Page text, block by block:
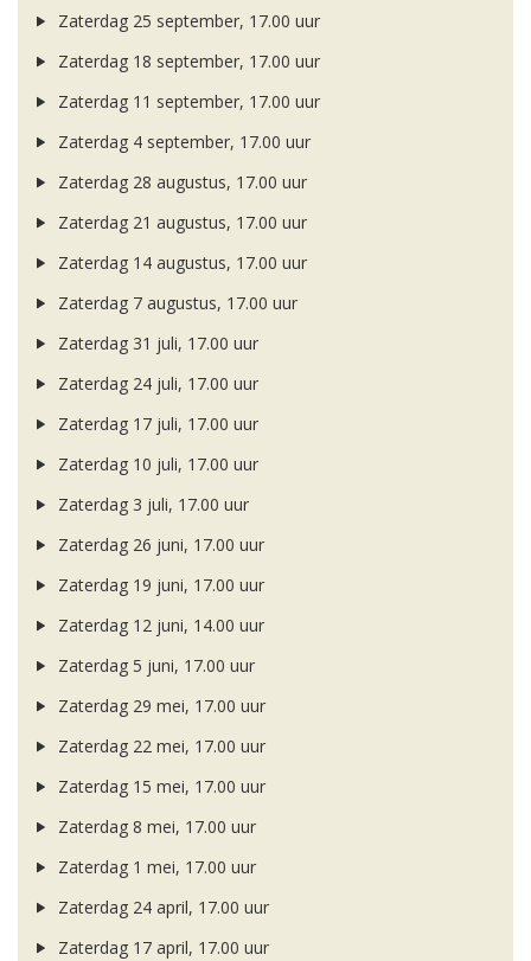
Zaterdag 25 september, 17.00 uur
Zaterdag 18 september, 17.00 uur
Zaterdag 11 september, 17.00 uur
Zaterdag 4 september, 17.00 uur
Zaterdag 28 augustus, 17.00 uur
Zaterdag 21 augustus, 17.00 uur
Zaterdag 14 augustus, 17.00 uur
Zaterdag 7 augustus, 17.00 uur
Zaterdag 31 juli, 17.00 uur
Zaterdag 24 juli, 17.00 uur
Zaterdag 17 juli, 17.00 uur
Zaterdag 10 juli, 17.00 uur
Zaterdag 3 juli, 17.00 uur
Zaterdag 26 juni, 17.00 uur
Zaterdag 19 juni, 17.00 uur
Zaterdag 12 juni, 14.00 uur
Zaterdag 5 juni, 17.00 uur
Zaterdag 29 mei, 17.00 uur
Zaterdag 22 mei, 17.00 uur
Zaterdag 15 mei, 17.00 uur
Zaterdag 8 mei, 17.00 uur
Zaterdag 1 mei, 17.00 uur
Zaterdag 24 april, 17.00 uur
Zaterdag 17 april, 17.00 uur